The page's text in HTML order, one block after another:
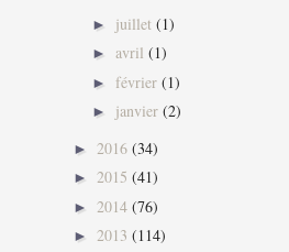
► juillet (1)
► avril (1)
► février (1)
► janvier (2)
► 2016 (34)
► 2015 (41)
► 2014 (76)
► 2013 (114)